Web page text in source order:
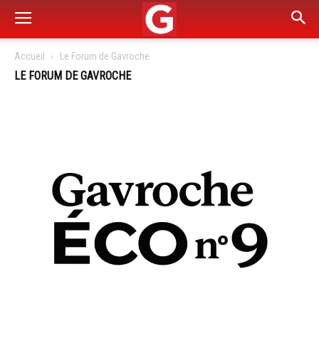
Accueil Le Forum de Gavroche
LE FORUM DE GAVROCHE